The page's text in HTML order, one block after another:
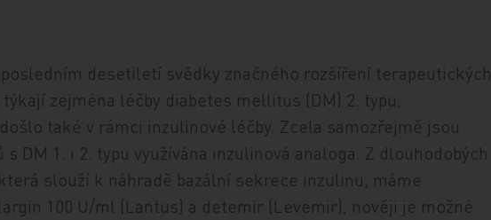
desetiletí svědky značného rozšíření terapeutických
zejména léčby diabetes mellitus (DM) 2. typu,
také v rámci inzulinové léčby. Zcela samozřejmě jsou
DM 1. i 2. typu využívána inzulinová analoga. Z dlouhodobých
slouží k náhradě bazální sekrece inzulinu, máme
100 U/ml (Lantus) a detemir (Levemir), nověji je možné